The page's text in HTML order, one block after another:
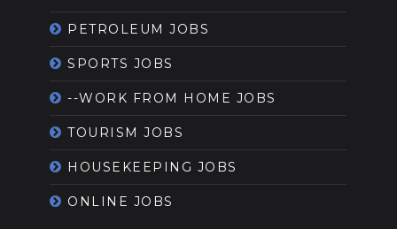
PETROLEUM JOBS
SPORTS JOBS
--WORK FROM HOME JOBS
TOURISM JOBS
HOUSEKEEPING JOBS
ONLINE JOBS